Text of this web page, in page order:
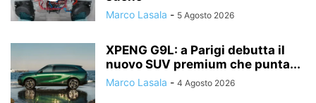
Marco Lasala - 5 Agosto 2026
XPENG G9L: a Parigi debutta il
nuovo SUV premium che punta...
Marco Lasala - 4 Agosto 2026